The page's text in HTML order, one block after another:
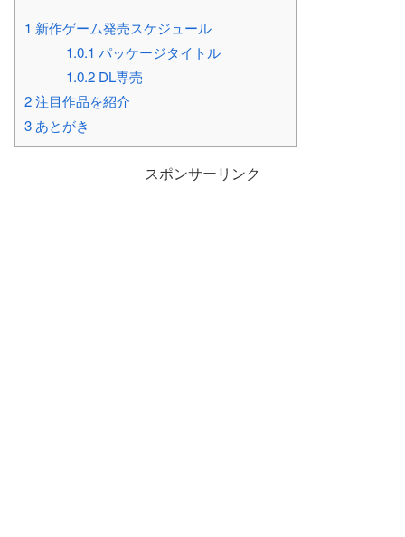
1 新作ゲーム発売スケジュール
1.0.1 パッケージタイトル
1.0.2DL専売
2注目作品を紹介
3 あとがき
スポンサーリンク